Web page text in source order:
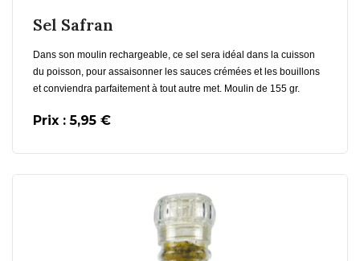
Sel Safran
Dans son moulin rechargeable, ce sel sera idéal dans la cuisson
du poisson, pour assaisonner les sauces crémées et les bouillons
et conviendra parfaitement à tout autre met. Moulin de 155 gr.
Prix : 5,95 €